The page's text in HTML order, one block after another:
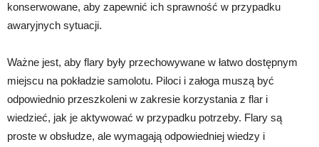
konserwowane, aby zapewnić ich sprawność w przypadku
awaryjnych sytuacji.
Ważne jest, aby flary były przechowywane w łatwo dostępnym
miejscu na pokładzie samolotu. Piloci i załoga muszą być
odpowiednio przeszkoleni w zakresie korzystania z flar i
wiedzieć, jak je aktywować w przypadku potrzeby. Flary są
proste w obsłudze, ale wymagają odpowiedniej wiedzy i